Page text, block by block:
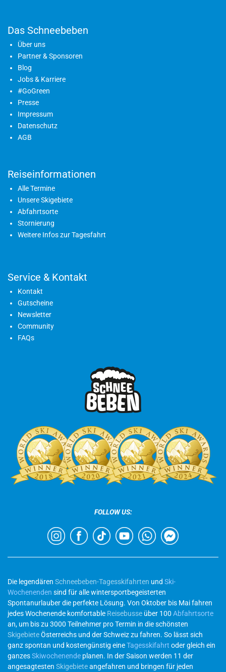
Das Schneebeben
Über uns
Partner & Sponsoren
Blog
Jobs & Karriere
#GoGreen
Presse
Impressum
Datenschutz
AGB
Reiseinformationen
Alle Termine
Unsere Skigebiete
Abfahrtsorte
Stornierung
Weitere Infos zur Tagesfahrt
Service & Kontakt
Kontakt
Gutscheine
Newsletter
Community
FAQs
FOLLOW US:
Die legendären Schneebeben-Tagesskifahrten und Ski-
Wochenenden sind für alle wintersportbegeisterten
Spontanurlauber die perfekte Lösung. Von Oktober bis Mai fahren
jedes Wochenende komfortable Reisebusse über 100 Abfahrtsorte
an, um bis zu 3000 Teilnehmer pro Termin in die schönsten
SkigebieteÖsterreichs und der Schweiz zu fahren. So lässt sich
ganz spontan und kostengünstig eineTagesskifahrt oder gleich ein
ganzesSkiwochenende planen. In der Saison werden 11 der
angesagtesten Skigebieteangefahren und bringen für jeden